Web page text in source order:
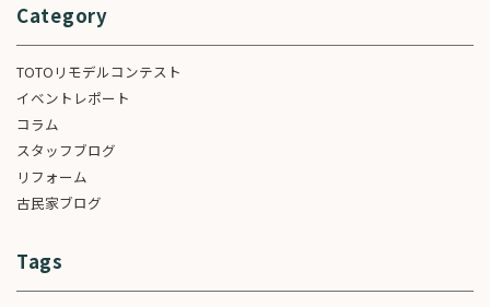
Category
TOTOリモデルコンテスト
イベントレポート
コラム
スタッフブログ
リフォーム
古民家ブログ
Tags